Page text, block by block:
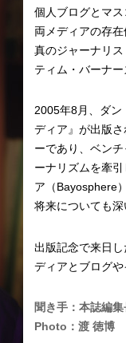
個人ブログとマ
両メディアの存
真のジャーナリス
ティム・バーナ
2005年8月、ダ
ディア』が出版
ーであり、ベン
ーナリズムを牽
ア（Bayosphere
将来についても深
出版記念で来日
ディアとブログや
聞き手：本誌編集
Photo：渡 徳博